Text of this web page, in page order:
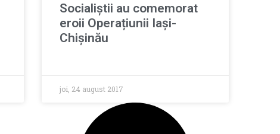
Socialiștii au comemorat
eroii Operațiunii Iași-
Chișinău
joi, 24 august 2017